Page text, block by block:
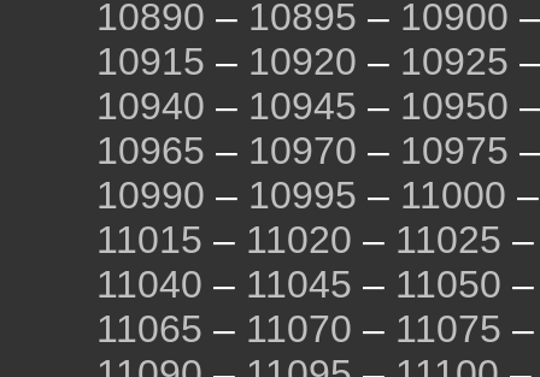
10890 – 10895 – 10900
10915 – 10920 – 10925
10940 – 10945 – 10950
10965 – 10970 – 10975
10990 – 10995 – 11000
11015 – 11020 – 11025
11040 – 11045 – 11050
11065 – 11070 – 11075